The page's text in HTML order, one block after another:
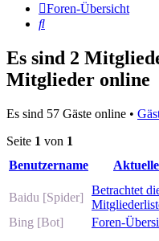
Foren-Übersicht
Suche
Es sind 2
Mitglieder online
Es sind 57 Gäste online •
Seite 1 von 1
Benutzername
Baidu [Spider]
Betrachtet
Bing [Bot]
Foren-